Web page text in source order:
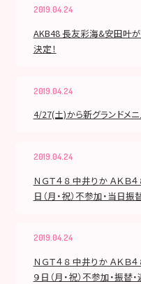
2019.04.24
AKB48 長友彩海&安田叶が
決定！
2019.04.24
4/27(土)から新グランドメ
2019.04.24
ＮＧＴ４８ 中井りか ＡＫＢ
日（月・祝）不参加・当日振
2019.04.24
ＮＧＴ４８ 中井りか ＡＫＢ
９日（月・祝）不参加・振替・